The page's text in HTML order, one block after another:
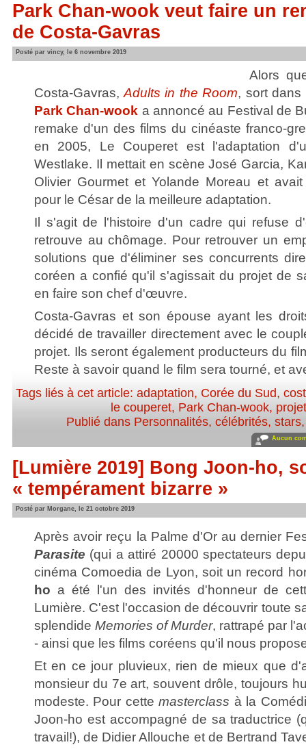
Park Chan-wook veut faire un
de Costa-Gavras
Posté par vincy, le 6 novembre 2019
Alors
Costa-Gavras, Adults in the Room, sort dans
Park Chan-wook a annoncé au Festival de
remake d'un des films du cinéaste franco-
en 2005, Le Couperet est l'adaptation
Westlake. Il mettait en scène José Garcia,
Olivier Gourmet et Yolande Moreau et
pour le César de la meilleure adaptation.
Il s'agit de l'histoire d'un cadre qui refuse
retrouve au chômage. Pour retrouver un
solutions que d'éliminer ses concurrents
coréen a confié qu'il s'agissait du projet de
en faire son chef d'œuvre.
Costa-Gavras et son épouse ayant les
décidé de travailler directement avec le
projet. Ils seront également producteurs du
Reste à savoir quand le film sera tourné, et
Tags liés à cet article:adaptation, Corée du Sud,
le couperet, Park Chan-wook, projet
Publié dans Personnalités, célébrités, stars
Aucun
[Lumière 2019] Bong Joon-ho,
« tempérament bizarre »
Posté par Morgane, le 21 octobre 2019
Après avoir reçu la Palme d'Or au dernier
Parasite (qui a attiré 20000 spectateurs
cinéma Comoedia de Lyon, soit un record
ho a été l'un des invités d'honneur de
Lumière. C'est l'occasion de découvrir toute
splendide Memories of Murder, rattrapé par
- ainsi que les films coréens qu'il nous
Et en ce jour pluvieux, rien de mieux que
monsieur du 7e art, souvent drôle, toujours
modeste. Pour cettemasterclass à la
Joon-ho est accompagné de sa traductrice
travail!), de Didier Allouche et de Bertrand